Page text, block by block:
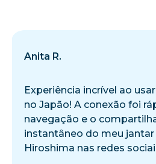
Anita R.
Experiência incrível ao
no Japão! A conexão foi
navegação e o
instantâneo do meu
Hiroshima nas redes